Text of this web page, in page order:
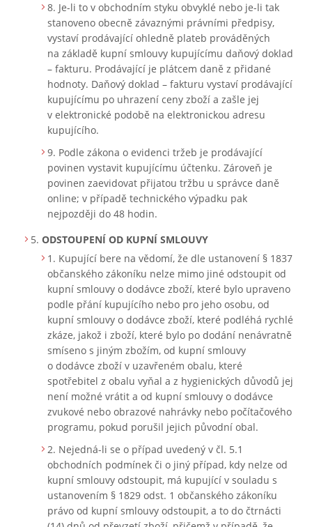
Je-li to v obchodním styku obvyklé nebo je-li tak
stanoveno obecně závaznými právními předpisy,
vystaví prodávající ohledně plateb prováděných
na základě kupní smlouvy kupujícímu daňový doklad
– fakturu. Prodávající je plátcem daně z přidané
hodnoty. Daňový doklad – fakturu vystaví prodávající
kupujícímu po uhrazení ceny zboží a zašle jej
v elektronické podobě na elektronickou adresu
kupujícího.
Podle zákona o evidenci tržeb je prodávající
povinen vystavit kupujícímu účtenku. Zároveň je
povinen zaevidovat přijatou tržbu u správce daně
online; v případě technického výpadku pak
nejpozději do 48 hodin.
ODSTOUPENÍ OD KUPNÍ SMLOUVY
Kupující bere na vědomí, že dle ustanovení § 1837
občanského zákoníku nelze mimo jiné odstoupit od
kupní smlouvy o dodávce zboží, které bylo upraveno
podle přání kupujícího nebo pro jeho osobu, od
kupní smlouvy o dodávce zboží, které podléhá rychlé
zkáze, jakož i zboží, které bylo po dodání nenávratně
smíseno s jiným zbožím, od kupní smlouvy
o dodávce zboží v uzavřeném obalu, které
spotřebitel z obalu vyňal a z hygienických důvodů jej
není možné vrátit a od kupní smlouvy o dodávce
zvukové nebo obrazové nahrávky nebo počítačového
programu, pokud porušil jejich původní obal.
Nejedná-li se o případ uvedený v čl. 5.1
obchodních podmínek či o jiný případ, kdy nelze od
kupní smlouvy odstoupit, má kupující v souladu s
ustanovením § 1829 odst. 1 občanského zákoníku
právo od kupní smlouvy odstoupit, a to do čtrnácti